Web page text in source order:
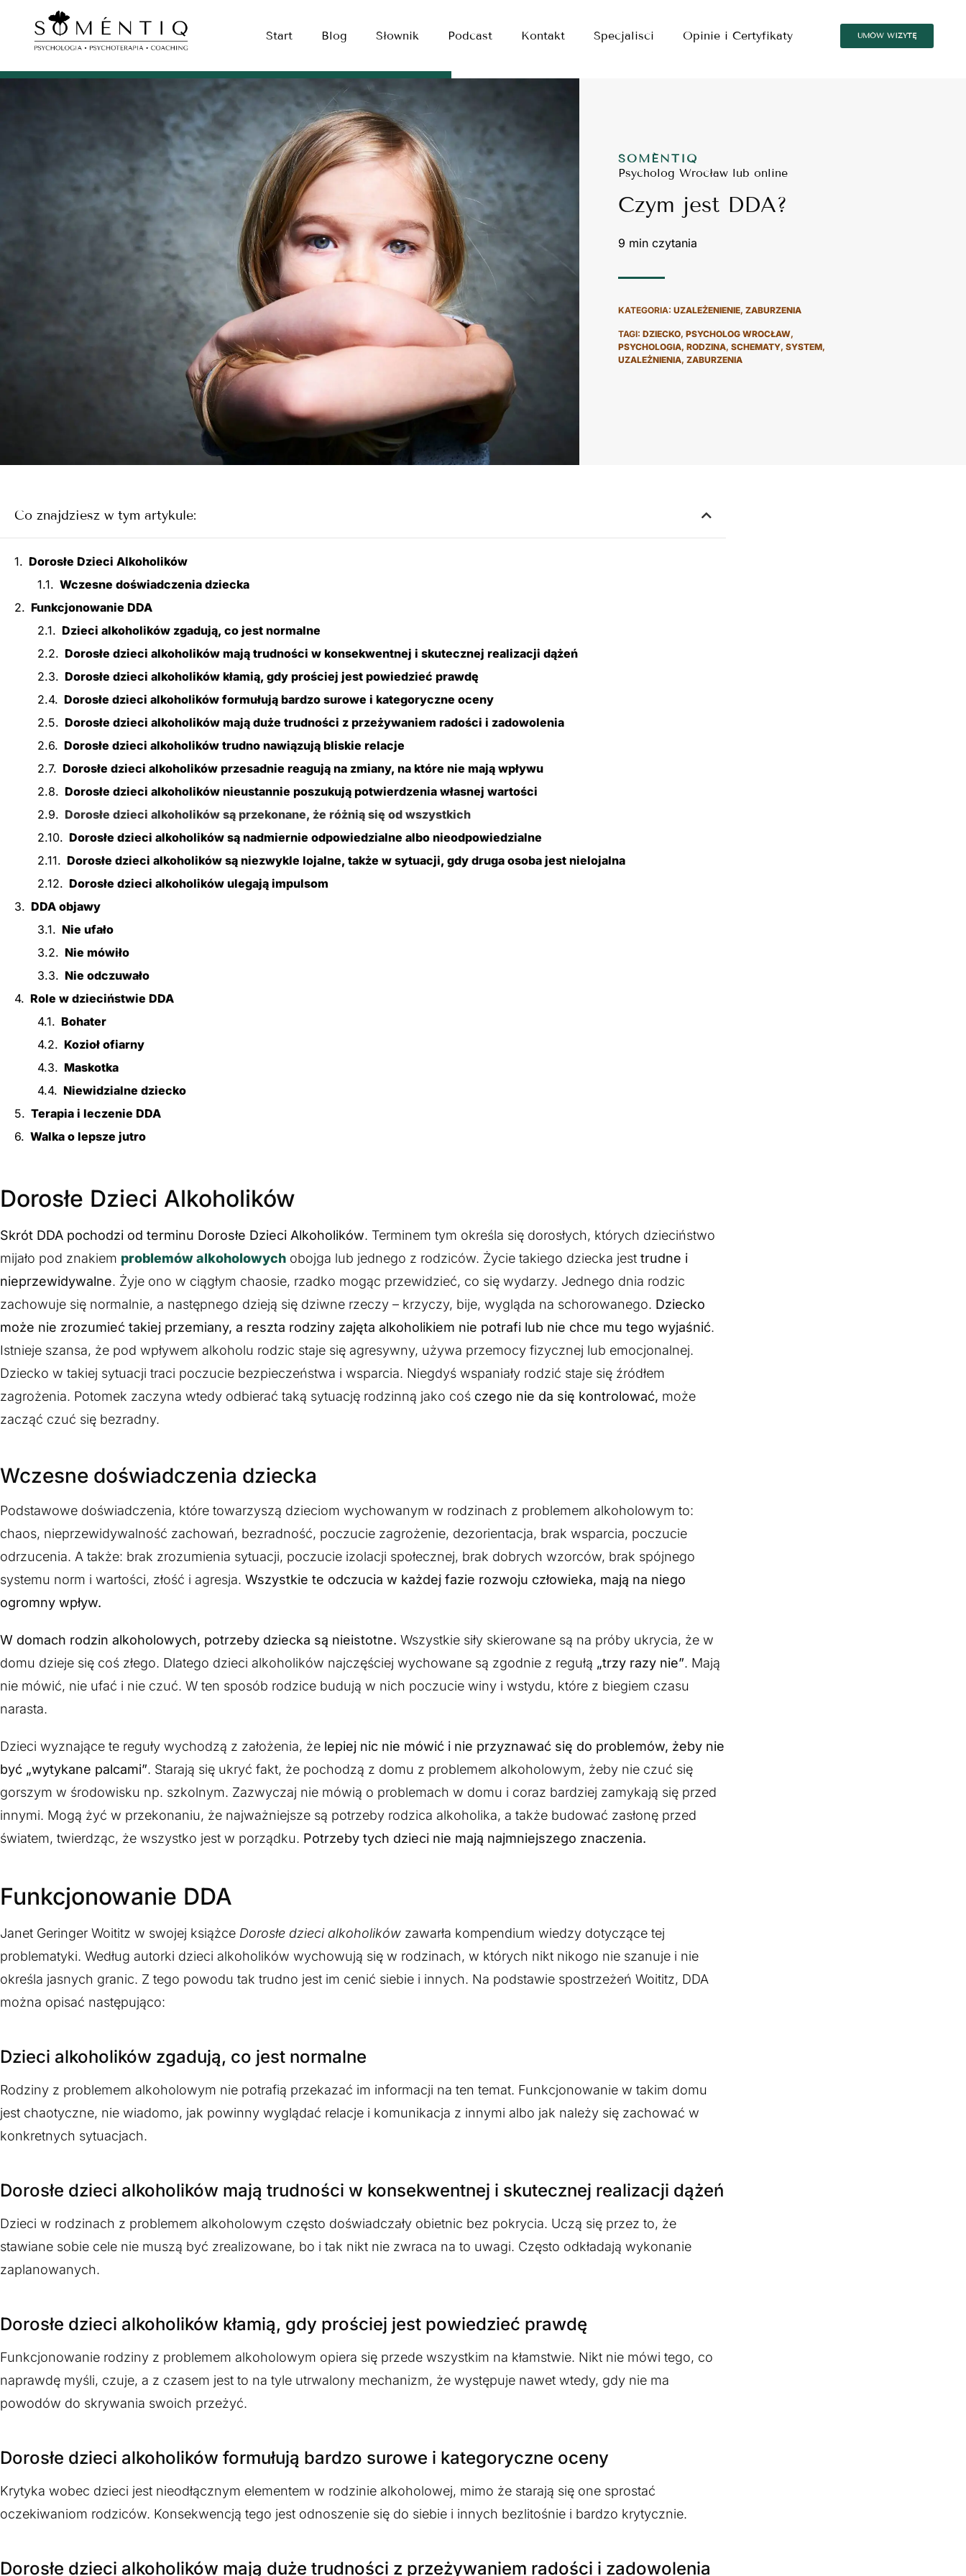
Start Blog Słownik Podcast Kontakt Specjalisci Opinie i Certyfikaty UMÓW WIZYTĘ
SOMÉNTIQ
Psycholog Wrocław lub online
Czym jest DDA?
KATEGORIA: UZALEŻENIENIE,ZABURZENIA
TAGI: DZIECKO,PSYCHOLOG WROCŁAW,
PSYCHOLOGIA,RODZINA,SCHEMATY,SYSTEM,
UZALEŻNIENIA,ZABURZENIA
Co znajdziesz w tym artykule:
Dorosłe Dzieci Alkoholików
Wczesne doświadczenia dziecka
Funkcjonowanie DDA
Dzieci alkoholików zgadują, co jest normalne
Dorosłe dzieci alkoholików mają trudności w konsekwentnej i skutecznej realizacji dążeń
Dorosłe dzieci alkoholików kłamią, gdy prościej jest powiedzieć prawdę
Dorosłe dzieci alkoholików formułują bardzo surowe i kategoryczne oceny
Dorosłe dzieci alkoholików mają duże trudności z przeżywaniem radości i zadowolenia
Dorosłe dzieci alkoholików trudno nawiązują bliskie relacje
Dorosłe dzieci alkoholików przesadnie reagują na zmiany, na które nie mają wpływu
Dorosłe dzieci alkoholików nieustannie poszukują potwierdzenia własnej wartości
Dorosłe dzieci alkoholików są przekonane, że różnią się od wszystkich
Dorosłe dzieci alkoholików są nadmiernie odpowiedzialne albo nieodpowiedzialne
Dorosłe dzieci alkoholików są niezwykle lojalne, także w sytuacji, gdy druga osoba jest nielojalna
Dorosłe dzieci alkoholików ulegają impulsom
DDA objawy
Nie ufało
Nie mówiło
Nie odczuwało
Role w dzieciństwie DDA
Bohater
Kozioł ofiarny
Maskotka
Niewidzialne dziecko
Terapia i leczenie DDA
Walka o lepsze jutro
Dorosłe Dzieci Alkoholików
Skrót DDA pochodzi od terminu Dorosłe Dzieci Alkoholików. Terminem tym określa się dorosłych, których dzieciństwo
mijało pod znakiem problemów alkoholowych obojga lub jednego z rodziców. Życie takiego dziecka jest trudne i
nieprzewidywalne. Żyje ono w ciągłym chaosie, rzadko mogąc przewidzieć, co się wydarzy. Jednego dnia rodzic
zachowuje się normalnie, a następnego dzieją się dziwne rzeczy – krzyczy, bije, wygląda na schorowanego. Dziecko
może nie zrozumieć takiej przemiany, a reszta rodziny zajęta alkoholikiem nie potrafi lub nie chce mu tego wyjaśnić.
Istnieje szansa, że pod wpływem alkoholu rodzic staje się agresywny, używa przemocy fizycznej lub emocjonalnej.
Dziecko w takiej sytuacji traci poczucie bezpieczeństwa i wsparcia. Niegdyś wspaniały rodzić staje się źródłem
zagrożenia. Potomek zaczyna wtedy odbierać taką sytuację rodzinną jako coś czego nie da się kontrolować, może
zacząć czuć się bezradny.
Wczesne doświadczenia dziecka
Podstawowe doświadczenia, które towarzyszą dzieciom wychowanym w rodzinach z problemem alkoholowym to:
chaos, nieprzewidywalność zachowań, bezradność, poczucie zagrożenie, dezorientacja, brak wsparcia, poczucie
odrzucenia. A także: brak zrozumienia sytuacji, poczucie izolacji społecznej, brak dobrych wzorców, brak spójnego
systemu norm i wartości, złość i agresja. Wszystkie te odczucia w każdej fazie rozwoju człowieka, mają na niego
ogromny wpływ.
W domach rodzin alkoholowych, potrzeby dziecka są nieistotne. Wszystkie siły skierowane są na próby ukrycia, że w
domu dzieje się coś złego. Dlatego dzieci alkoholików najczęściej wychowane są zgodnie z regułą „trzy razy nie”. Mają
nie mówić, nie ufać i nie czuć. W ten sposób rodzice budują w nich poczucie winy i wstydu, które z biegiem czasu
narasta.
Dzieci wyznające te reguły wychodzą z założenia, że lepiej nic nie mówić i nie przyznawać się do problemów, żeby nie
być „wytykane palcami”. Starają się ukryć fakt, że pochodzą z domu z problemem alkoholowym, żeby nie czuć się
gorszym w środowisku np. szkolnym. Zazwyczaj nie mówią o problemach w domu i coraz bardziej zamykają się przed
innymi. Mogą żyć w przekonaniu, że najważniejsze są potrzeby rodzica alkoholika, a także budować zasłonę przed
światem, twierdząc, że wszystko jest w porządku. Potrzeby tych dzieci nie mają najmniejszego znaczenia.
Funkcjonowanie DDA
Janet Geringer Woititz w swojej książce Dorosłe dzieci alkoholików zawarła kompendium wiedzy dotyczące tej
problematyki. Według autorki dzieci alkoholików wychowują się w rodzinach, w których nikt nikogo nie szanuje i nie
określa jasnych granic. Z tego powodu tak trudno jest im cenić siebie i innych. Na podstawie spostrzeżeń Woititz, DDA
można opisać następująco:
Dzieci alkoholików zgadują, co jest normalne
Rodziny z problemem alkoholowym nie potrafią przekazać im informacji na ten temat. Funkcjonowanie w takim domu
jest chaotyczne, nie wiadomo, jak powinny wyglądać relacje i komunikacja z innymi albo jak należy się zachować w
konkretnych sytuacjach.
Dorosłe dzieci alkoholików mają trudności w konsekwentnej i skutecznej realizacji dążeń
Dzieci w rodzinach z problemem alkoholowym często doświadczały obietnic bez pokrycia. Uczą się przez to, że
stawiane sobie cele nie muszą być zrealizowane, bo i tak nikt nie zwraca na to uwagi. Często odkładają wykonanie
zaplanowanych.
Dorosłe dzieci alkoholików kłamią, gdy prościej jest powiedzieć prawdę
Funkcjonowanie rodziny z problemem alkoholowym opiera się przede wszystkim na kłamstwie. Nikt nie mówi tego, co
naprawdę myśli, czuje, a z czasem jest to na tyle utrwalony mechanizm, że występuje nawet wtedy, gdy nie ma
powodów do skrywania swoich przeżyć.
Dorosłe dzieci alkoholików formułują bardzo surowe i kategoryczne oceny
Krytyka wobec dzieci jest nieodłącznym elementem w rodzinie alkoholowej, mimo że starają się one sprostać
oczekiwaniom rodziców. Konsekwencją tego jest odnoszenie się do siebie i innych bezlitośnie i bardzo krytycznie.
Dorosłe dzieci alkoholików mają duże trudności z przeżywaniem radości i zadowolenia